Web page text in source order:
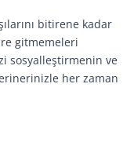
bitirene kadar
gitmemeleri
sosyalleştirmenin ve
her zaman